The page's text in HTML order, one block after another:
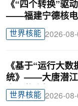
《“四个转换”驱
——福建宁德核电
世界核能 2026-
《基于“运行大
统》——大唐潜江
责人戴迎根
世界核能 2026-